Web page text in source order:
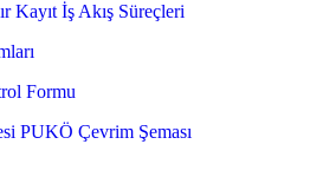
Kayıt İş Akış Süreçleri
Formu
PUKÖ Çevrim Şeması